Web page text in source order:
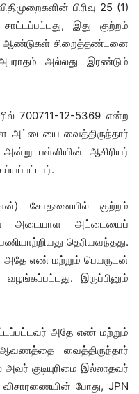
பிரிவு 25 (1)
இது குற்றம்
ஆண்டுகள் சிறைத்தண்டனை
அல்லது இரண்டும்
700711-12-5369 என்ற
வைத்திருந்தார்
பள்ளியின் ஆசிரியர்
சோதனையில் குற்றம்
அடையாள அட்டையைப்
தெரியவந்தது.
அதே எண் மற்றும் பெயருடன்
இருப்பினும்
அதே எண் மற்றும்
வைத்திருந்தார்
அவர் குடியுரிமை இல்லாதவர்
போது, ​​JPN